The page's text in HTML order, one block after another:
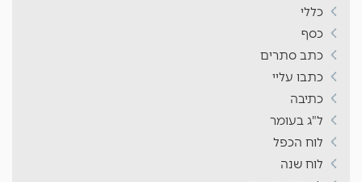
כללי
כסף
כתב סתרים
כתבו עליי
כתיבה
ל"ג בעומר
לוח הכפל
לוח שנה